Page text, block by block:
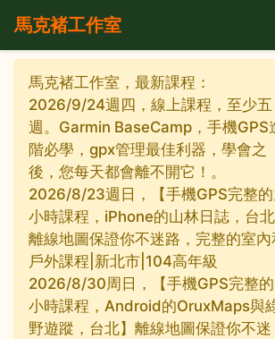
馬克褚工作室
馬克褚工作室，最新課程：
2026/9/24週四，線上課程，至少五
週。Garmin BaseCamp，手機GPS
階必學，gpx管理最佳利器，學會之
後，您每天都會離不開它！。
2026/8/23週日，【手機GPS完整
小時課程，iPhone的山林日誌，台北
離線地圖保證你不迷路，完整的室內
戶外課程|新北市|104高年級
2026/8/30周日，【手機GPS完整
小時課程，Android的OruxMaps與
野遊蹤，台北】離線地圖保證你不迷